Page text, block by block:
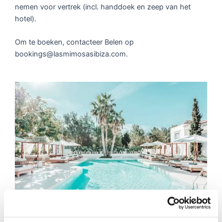
nemen voor vertrek (incl. handdoek en zeep van het
hotel).
Om te boeken, contacteer Belen op
bookings@lasmimosasibiza.com.